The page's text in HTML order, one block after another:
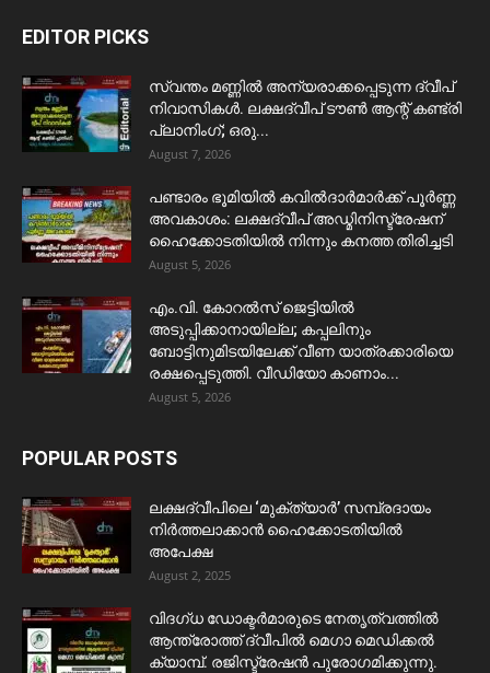
EDITOR PICKS
സ്വന്തം മണ്ണിൽ അന്യരാക്കപ്പെടുന്ന ദ്വീപ്
നിവാസികൾ. ലക്ഷദ്വീപ് ടൗൺ ആന്റ് കണ്ട്രി
പ്ലാനിംഗ്; ഒരു...
August 7, 2026
പണ്ടാരം ഭൂമിയിൽ കവിൽദാർമാർക്ക് പൂർണ്ണ
അവകാശം: ലക്ഷദ്വീപ് അഡ്മിനിസ്ട്രേഷന്
ഹൈക്കോടതിയിൽ നിന്നും കനത്ത തിരിച്ചടി
August 5, 2026
​എം.വി. കോറൽസ് ജെട്ടിയിൽ
അടുപ്പിക്കാനായില്ല; കപ്പലിനും
ബോട്ടിനുമിടയിലേക്ക് വീണ യാത്രക്കാരിയെ
രക്ഷപ്പെടുത്തി. വീഡിയോ കാണാം...
August 5, 2026
POPULAR POSTS
ലക്ഷദ്വീപിലെ ‘മുക്ത്യാർ’ സമ്പ്രദായം
നിർത്തലാക്കാൻ ഹൈക്കോടതിയിൽ
അപേക്ഷ
August 2, 2025
വിദഗ്ധ ഡോക്ടർമാരുടെ നേതൃത്വത്തിൽ
ആന്ത്രോത്ത് ദ്വീപിൽ മെഗാ മെഡിക്കൽ
ക്യാമ്പ്. രജിസ്ട്രേഷൻ പുരോഗമിക്കുന്നു.